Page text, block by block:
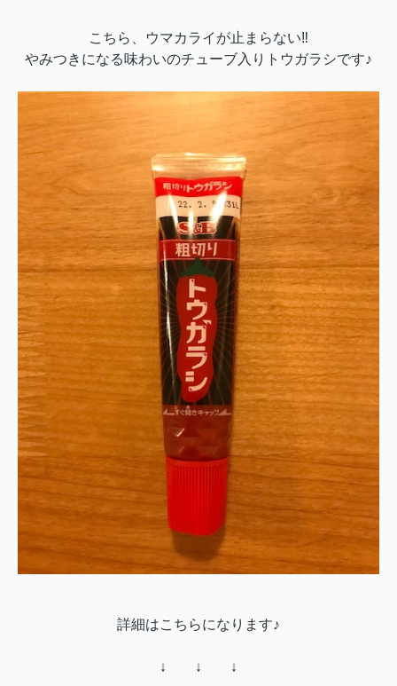
こちら、ウマカライが止まらない‼
やみつきになる味わいのチューブ入りトウガラシです♪
詳細はこちらになります♪
↓ ↓ ↓